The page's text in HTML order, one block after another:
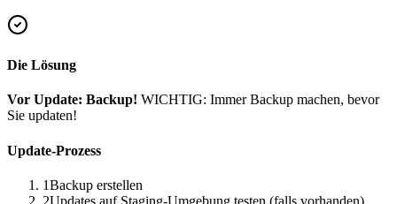
Die Lösung
Vor Update: Backup! WICHTIG: Immer Backup machen, bevor
Sie updaten!
Update-Prozess
1Backup erstellen
2Updates auf Staging-Umgebung testen (falls vorhanden)